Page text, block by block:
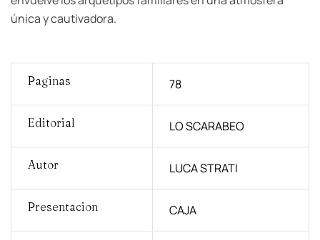
única y cautivadora.
Paginas 78
Editorial LO SCARABEO
Autor LUCA STRATI
Presentacion CAJA